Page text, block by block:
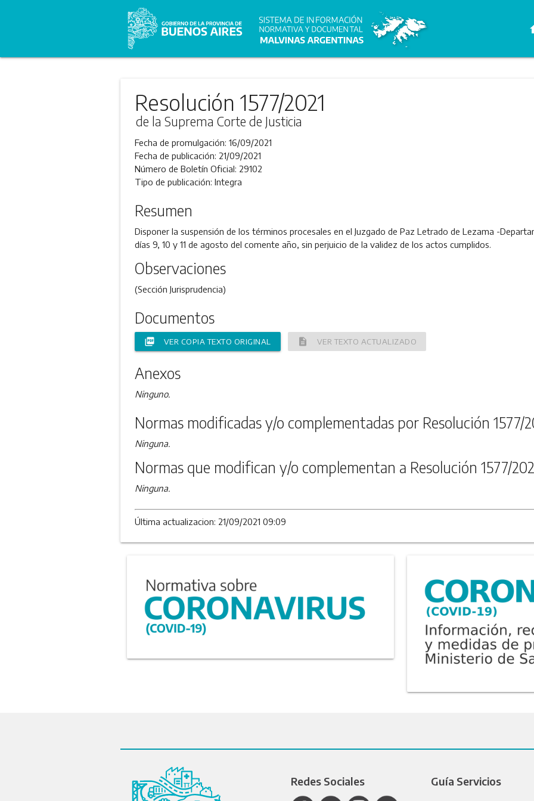
Resolución 1577/2021
de la Suprema Corte de Justicia
Fecha de promulgación: 16/09/2021
Fecha de publicación: 21/09/2021
Número de Boletín Oficial: 29102
Tipo de publicación: Integra
Resumen
Disponer la suspensión de los términos procesales en el Juzgado de Paz Letrado de Lezama -
días 9, 10 y 11 de agosto del comente año, sin perjuicio de la validez de los actos cumplidos.
Observaciones
(Sección Jurisprudencia)
Documentos
picture_as_pdf VER COPIA TEXTO ORIGINAL description VER TEXTO ACTUALIZADO
Anexos
Ninguno.
Normas modificadas y/o complementadas por Resolución 1577/
Ninguna.
Normas que modifican y/o complementan a Resolución 1577/
Ninguna.
Última actualizacion: 21/09/2021 09:09
Redes Sociales Guía Servicios